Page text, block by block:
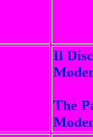
Il
The